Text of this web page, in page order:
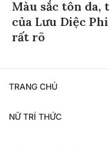
Màu sắc tôn da,
của Lưu Diệc
rất rõ
TRANG CHỦ
NỮ TRÍ THỨC